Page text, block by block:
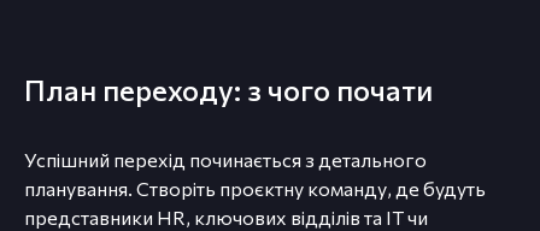
План переходу: з чого почати
Успішний перехід починається з детального
планування. Створіть проєктну команду, де будуть
представники HR, ключових відділів та IT чи